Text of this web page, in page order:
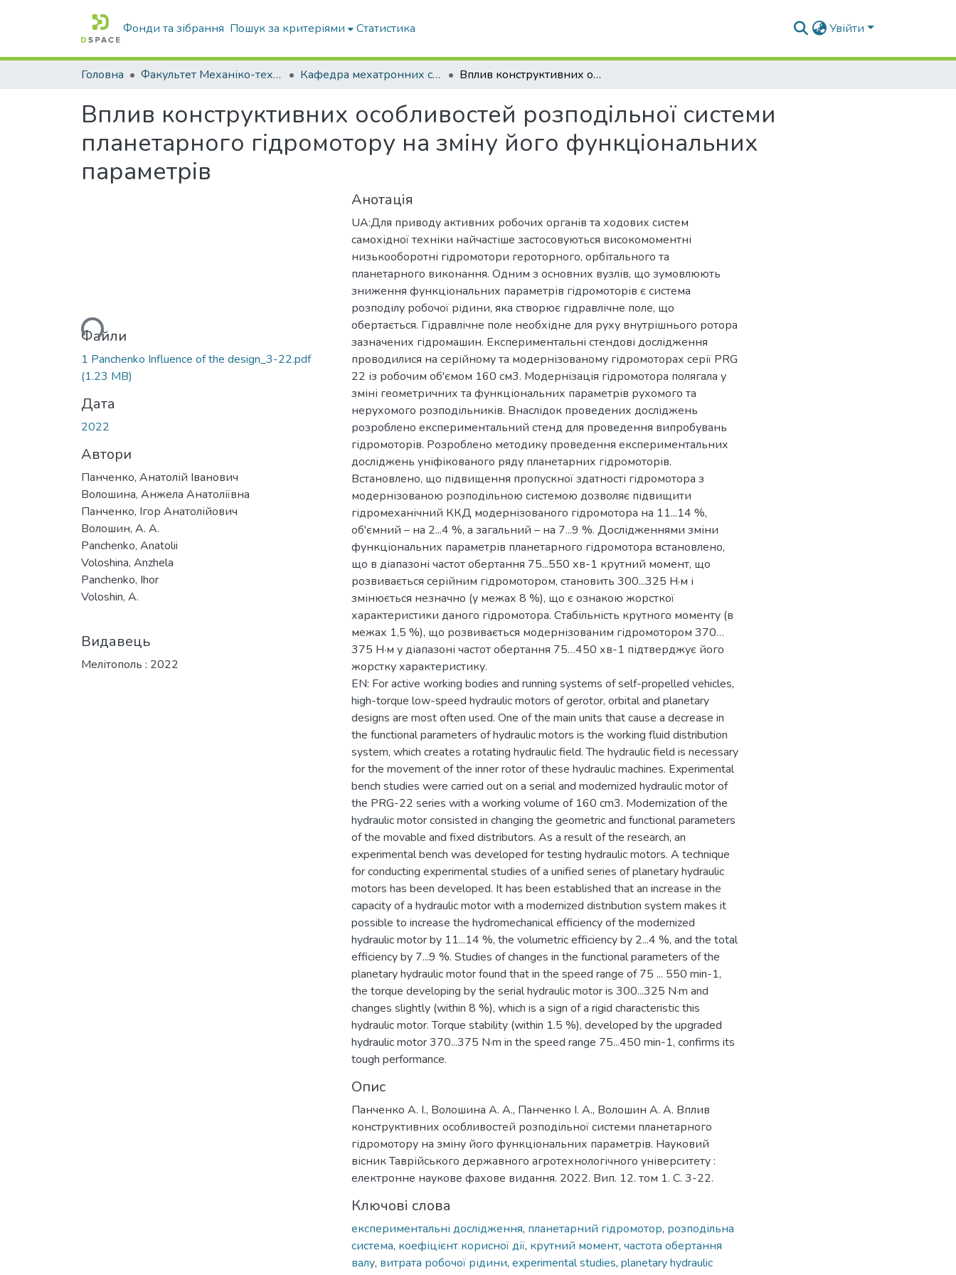
Фонди та зібрання Пошук за критеріями Статистика Увійти
Головна Факультет Механіко-технологічний Кафедра мехатронних систем тракторів та сільскогосподарських машин Вплив конструктивних особливостей розподільної системи планетарного гідромотору на зміну його функціональних параметрів
Вплив конструктивних особливостей розподільної системи
планетарного гідромотору на зміну його функціональних
параметрів
Вантажиться...
Файли
1 Panchenko Influence of the design_3-22.pdf
(1.23 MB)
Дата
2022
Автори
Панченко, Анатолій Іванович
Волошина, Анжела Анатоліївна
Панченко, Ігор Анатолійович
Волошин, А. А.
Panchenko, Anatolii
Voloshina, Anzhela
Panchenko, Ihor
Voloshin, А.
Видавець
Мелітополь : 2022
Анотація
UA:Для приводу активних робочих органів та ходових систем
самохідної техніки найчастіше застосовуються високомоментні
низькооборотні гідромотори героторного, орбітального та
планетарного виконання. Одним з основних вузлів, що зумовлюють
зниження функціональних параметрів гідромоторів є система
розподілу робочої рідини, яка створює гідравлічне поле, що
обертається. Гідравлічне поле необхідне для руху внутрішнього ротора
зазначених гідромашин. Експериментальні стендові дослідження
проводилися на серійному та модернізованому гідромоторах серії PRG
22 із робочим об'ємом 160 см3. Модернізація гідромотора полягала у
зміні геометричних та функціональних параметрів рухомого та
нерухомого розподільників. Внаслідок проведених досліджень
розроблено експериментальний стенд для проведення випробувань
гідромоторів. Розроблено методику проведення експериментальних
досліджень уніфікованого ряду планетарних гідромоторів.
Встановлено, що підвищення пропускної здатності гідромотора з
модернізованою розподільною системою дозволяє підвищити
гідромеханічний ККД модернізованого гідромотора на 11...14 %,
об'ємний – на 2...4 %, а загальний – на 7...9 %. Дослідженнями зміни
функціональних параметрів планетарного гідромотора встановлено,
що в діапазоні частот обертання 75...550 хв-1 крутний момент, що
розвивається серійним гідромотором, становить 300...325 Н·м і
змінюється незначно (у межах 8 %), що є ознакою жорсткої
характеристики даного гідромотора. Стабільність крутного моменту (в
межах 1,5 %), що розвивається модернізованим гідромотором 370…
375 Н·м у діапазоні частот обертання 75…450 хв-1 підтверджує його
жорстку характеристику.
EN: For active working bodies and running systems of self-propelled vehicles,
high-torque low-speed hydraulic motors of gerotor, orbital and planetary
designs are most often used. One of the main units that cause a decrease in
the functional parameters of hydraulic motors is the working fluid distribution
system, which creates a rotating hydraulic field. The hydraulic field is necessary
for the movement of the inner rotor of these hydraulic machines. Experimental
bench studies were carried out on a serial and modernized hydraulic motor of
the PRG-22 series with a working volume of 160 cm3. Modernization of the
hydraulic motor consisted in changing the geometric and functional parameters
of the movable and fixed distributors. As a result of the research, an
experimental bench was developed for testing hydraulic motors. A technique
for conducting experimental studies of a unified series of planetary hydraulic
motors has been developed. It has been established that an increase in the
capacity of a hydraulic motor with a modernized distribution system makes it
possible to increase the hydromechanical efficiency of the modernized
hydraulic motor by 11...14 %, the volumetric efficiency by 2...4 %, and the total
efficiency by 7...9 %. Studies of changes in the functional parameters of the
planetary hydraulic motor found that in the speed range of 75 ... 550 min-1,
the torque developing by the serial hydraulic motor is 300...325 N·m and
changes slightly (within 8 %), which is a sign of a rigid characteristic this
hydraulic motor. Torque stability (within 1.5 %), developed by the upgraded
hydraulic motor 370...375 N·m in the speed range 75...450 min-1, confirms its
tough performance.
Опис
Панченко А. І., Волошина А. А., Панченко І. А., Волошин А. А. Вплив
конструктивних особливостей розподільної системи планетарного
гідромотору на зміну його функціональних параметрів. Науковий
вісник Таврійського державного агротехнологічного університету :
електронне наукове фахове видання. 2022. Вип. 12. том 1. С. 3-22.
Ключові слова
експериментальні дослідження, планетарний гідромотор, розподільна
система, коефіцієнт корисної дії, крутний момент, частота обертання
валу, витрата робочої рідини, experimental studies, planetary hydraulic